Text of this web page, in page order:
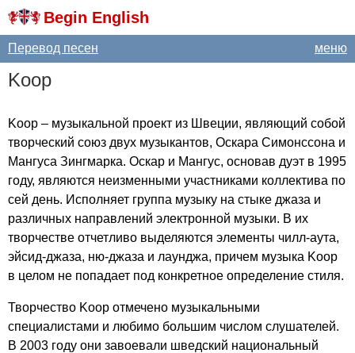
Begin English
меню
Перевод песен
Koop
Koop – музыкальной проект из Швеции, являющий собой
творческий союз двух музыкантов, Оскара Симонссона и
Мангуса Зингмарка. Оскар и Мангус, основав дуэт в 1995
году, являются неизменными участниками коллектива по
сей день. Исполняет группа музыку на стыке джаза и
различных направлений электронной музыки. В их
творчестве отчетливо выделяются элементы чилл-аута,
эйсид-джаза, ню-джаза и лаунджа, причем музыка Koop
в целом не попадает под конкретное определение стиля.
Творчество Koop отмечено музыкальными
специалистами и любимо большим числом слушателей.
В 2003 году они завоевали шведский национальный